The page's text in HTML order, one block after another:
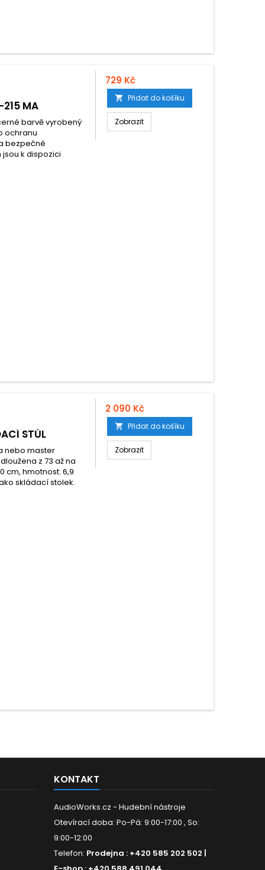
215 MA
barvě vyrobený
ochranu
bezpečné
k dispozici
729 Kč
 Přidat do košíku
Zobrazit
STŮL
nebo master
z 73 až na
cm, hmotnost: 6,9
skládací stolek.
2 090 Kč
 Přidat do košíku
Zobrazit
KONTAKT
AudioWorks.cz - Hudební nástroje
Otevírací doba: Po-Pá: 9:00-17:00 , So:
9:00-12:00
Telefon: Prodejna : +420 585 202 502 |